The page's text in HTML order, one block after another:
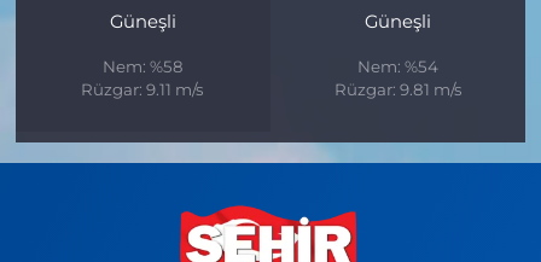
Güneşli
Nem: %58
Rüzgar: 9.11 m/s
Güneşli
Nem: %54
Rüzgar: 9.81 m/s